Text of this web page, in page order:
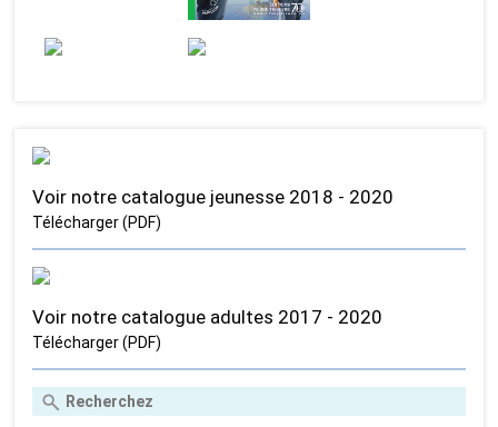
Voir notre catalogue jeunesse 2018 - 2020
Télécharger (PDF)
Voir notre catalogue adultes 2017 - 2020
Télécharger (PDF)